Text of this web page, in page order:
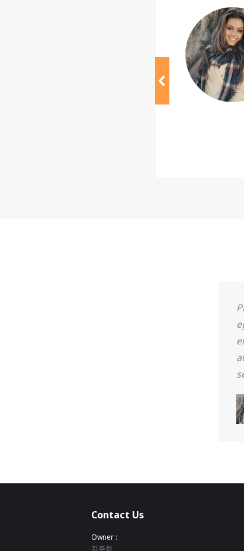
Contact Us
Owner :
김주형